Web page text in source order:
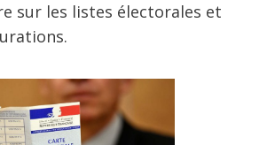
sur les listes électorales et